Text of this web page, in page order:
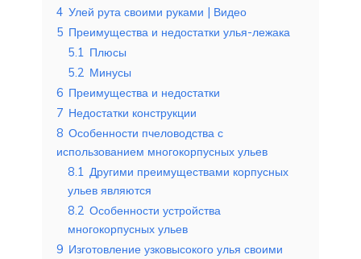
4 Улей рута своими руками | Видео
5 Преимущества и недостатки улья-лежака
5.1 Плюсы
5.2 Минусы
6 Преимущества и недостатки
7 Недостатки конструкции
8 Особенности пчеловодства с
использованием многокорпусных ульев
8.1 Другими преимуществами корпусных
ульев являются
8.2 Особенности устройства
многокорпусных ульев
9 Изготовление узковысокого улья своими